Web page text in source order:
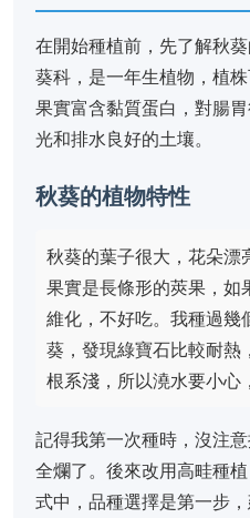
在開始種植前，先了解秋
葵科，是一年生植物，植
果實富含黏質蛋白，對腸
光和排水良好的土壤。
秋葵的植物特性
秋葵的葉子很大，花朵漂
果實是長條形的莢果，如
維化，不好吃。我種過幾
葵，發現綠寶石比較耐熱
根系淺，所以澆水要小心
記得我第一次種時，沒注
全爛了。後來改用高畦種
式中，品種選擇是第一步